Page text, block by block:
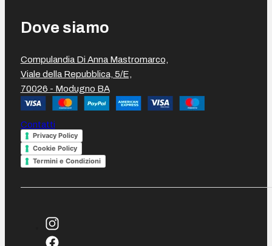
Dove siamo
Compulandia Di Anna Mastromarco,
Viale della Repubblica, 5/E,
70026 - Modugno BA
Contatti
Privacy Policy
Cookie Policy
Termini e Condizioni